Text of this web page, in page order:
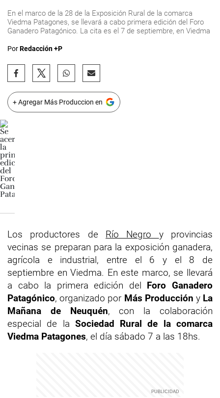
En el marco de la 28 de la Exposición Rural de la comarca
Viedma Patagones, se llevará a cabo primera edición del Foro
Ganadero Patagónico. La cita es el 7 de septiembre, en Viedma
PorRedacción +P
+ Agregar Más Produccion en
Los productores de Río Negro y provincias
vecinas se preparan para la exposición ganadera,
agrícola e industrial, entre el 6 y el 8 de
septiembre en Viedma. En este marco, se llevará
a cabo la primera edición del Foro Ganadero
Patagónico, organizado por Más Producción y La
Mañana de Neuquén, con la colaboración
especial de la Sociedad Rural de la comarca
Viedma Patagones, el día sábado 7 a las 18hs.